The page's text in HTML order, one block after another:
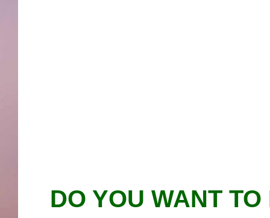
DO YOU WANT